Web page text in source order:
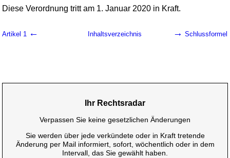
1 Änderung | Drucksachen / Entwurf / Begründung |
Diese Verordnung tritt am 1. Januar 2020 in Kraft.
Artikel 1 ← Inhaltsverzeichnis → Schlussformel
Ihr Rechtsradar
Verpassen Sie keine gesetzlichen Änderungen
Sie werden über jede verkündete oder in Kraft tretende
Änderung per Mail informiert, sofort, wöchentlich oder in dem
Intervall, das Sie gewählt haben.